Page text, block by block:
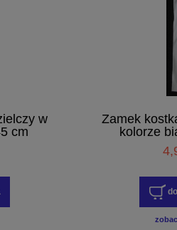
w
cm
Zamek
kolorze